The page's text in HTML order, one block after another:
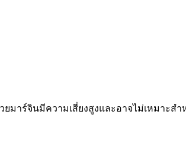
มาร์จินมีความเสี่ยงสูงและอาจไม่เหมาะ